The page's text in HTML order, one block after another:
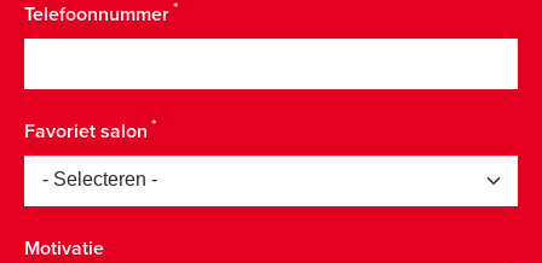
Telefoonnummer
Favoriet salon
Motivatie